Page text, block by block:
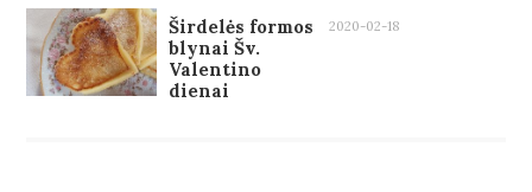
Širdelės formos
blynai Šv.
Valentino
dienai
2020-02-18